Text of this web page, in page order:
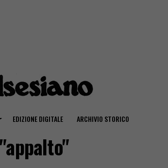
EDIZIONE DIGITALE ARCHIVIO STORICO